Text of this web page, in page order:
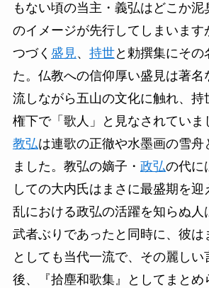
もない頃の当主・義弘はどこか泥
のイメージが先行してしまいます
つづく 盛見、 持世と勅撰集にその
た。仏教への信仰厚い盛見は著名
流しながら五山の文化に触れ、持
権下で「歌人」と見なされていま
教弘は連歌の正徹や水墨画の雪舟
ました。教弘の嫡子・ 政弘の代に
しての大内氏はまさに最盛期を
乱における政弘の活躍を知らぬ人
武者ぶりであったと同時に、彼は
としても当代一流で、その麗し
後、『拾塵和歌集』としてまとめ